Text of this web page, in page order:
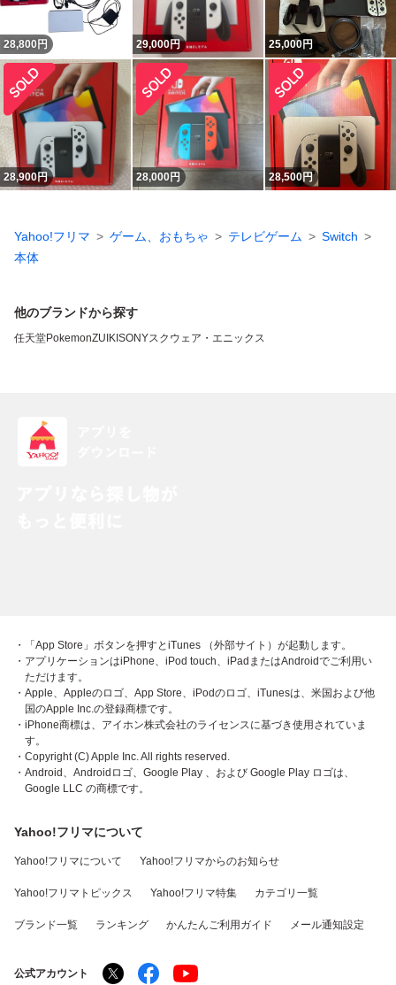
28,800 円 29,000円 25,000円
28,900円 28,000円 28,500円
Yahoo!フリマ ゲーム、おもちゃ テレビゲーム
Switch
本体
他のブランドから探す
任天堂PokemonZUIKI SONYスクウェア・エニックス
・「App Store」ボタンを押すとiTunes （外部サイト）が起動します。
・アプリケーションはiPhone、iPod touch、iPadまたはAndroidでご利用い
ただけます。
・Apple、Appleのロゴ、App Store、iPodのロゴ、iTunesは、米国および他
国のApple Inc.の登録商標です。
・iPhone商標は、アイホン株式会社のライセンスに基づき使用されていま
す。
・Copyright (C) Apple Inc. All rights reserved.
・Android、Androidロゴ、Google Play 、および Google Play ロゴは、
Google LLC の商標です。
Yahoo!フリマについて
Yahoo!フリマについて Yahoo!フリマからのお知らせ
Yahoo!フリマトピックス Yahoo!フリマ特集 カテゴリ一覧
ブランド一覧 ランキング かんたんご利用ガイド メール通知設定
公式アカウント